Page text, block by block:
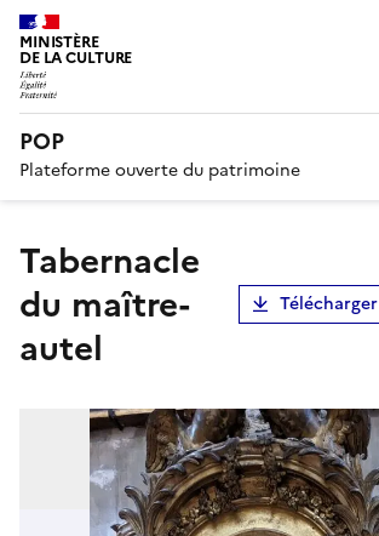
MINISTÈRE
DE LA CULTURE
POP
Plateforme ouverte du patrimoine
tabernacle
du maître-
autel
Télécharger